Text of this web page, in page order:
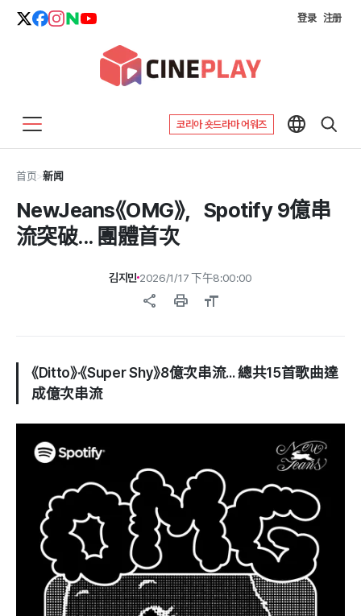
登录 注册
코리아 숏드라마 어워즈
首页>新闻
NewJeans《OMG》，Spotify 9億串
流突破... 團體首次
김지민 2026/1/17 下午8:00:00
share print format_size
《Ditto》·《Super Shy》8億次串流... 總共15首歌曲達
成億次串流